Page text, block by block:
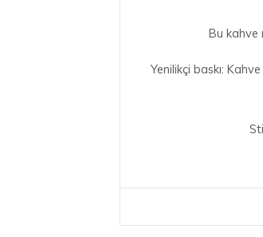
Bu kahve
Yenilikçi baskı:
Bialetti,